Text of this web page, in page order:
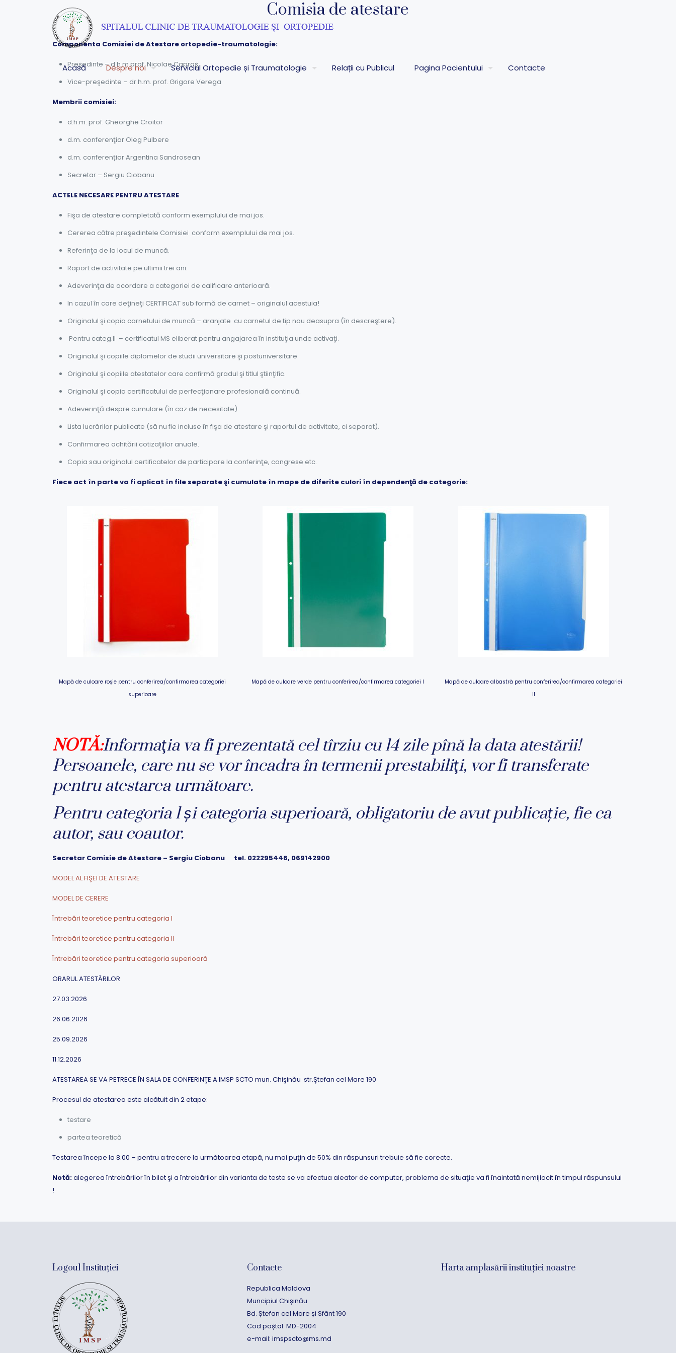
Acasă Despre noi Serviciul Ortopedie și Traumatologie Relații cu Publicul Pagina Pacientului Contacte
Comisia de atestare
Componenta Comisiei de Atestare ortopedie-traumatologie:
Preşedinte – d.h.m prof. Nicolae Caproş
Vice-preşedinte – dr.h.m. prof. Grigore Verega
Membrii comisiei:
d.h.m. prof. Gheorghe Croitor
d.m. conferenţiar Oleg Pulbere
d.m. conferențiar Argentina Sandrosean
Secretar – Sergiu Ciobanu
ACTELE NECESARE PENTRU ATESTARE
Fişa de atestare completată conform exemplului de mai jos.
Cererea către preşedintele Comisiei conform exemplului de mai jos.
Referinţa de la locul de muncă.
Raport de activitate pe ultimii trei ani.
Adeverinţa de acordare a categoriei de calificare anterioară.
In cazul în care deţineţi CERTIFICAT sub formă de carnet – originalul acestuia!
Originalul şi copia carnetului de muncă – aranjate cu carnetul de tip nou deasupra (în descreştere).
Pentru categ.II – certificatul MS eliberat pentru angajarea în instituţia unde activaţi.
Originalul şi copiile diplomelor de studii universitare şi postuniversitare.
Originalul şi copiile atestatelor care confirmă gradul şi titlul ştiinţific.
Originalul şi copia certificatului de perfecţionare profesională continuă.
Adeverinţă despre cumulare (în caz de necesitate).
Lista lucrărilor publicate (să nu fie incluse în fişa de atestare şi raportul de activitate, ci separat).
Confirmarea achitării cotizaţiilor anuale.
Copia sau originalul certificatelor de participare la conferinţe, congrese etc.
Fiece act în parte va fi aplicat în file separate şi cumulate în mape de diferite culori în dependenţă de categorie:
Mapă de culoare roșie pentru conferirea/confirmarea categoriei
superioare
Mapă de culoare verde pentru conferirea/confirmarea categoriei I
Mapă de culoare albastră pentru conferirea/confirmarea categoriei
II
NOTĂ:Informaţia va fi prezentată cel tîrziu cu 14 zile pînă la data atestării!
Persoanele, care nu se vor încadra în termenii prestabiliţi, vor fi transferate
pentru atestarea următoare.
Pentru categoria 1 și categoria superioară, obligatoriu de avut publicație, fie ca
autor, sau coautor.
Secretar Comisie de Atestare – Sergiu Ciobanu tel. 022295446, 069142900
MODEL AL FIŞEI DE ATESTARE
MODEL DE CERERE
Întrebări teoretice pentru categoria I
Întrebări teoretice pentru categoria II
Întrebări teoretice pentru categoria superioară
ORARUL ATESTĂRILOR
27.03.2026
26.06.2026
25.09.2026
11.12.2026
ATESTAREA SE VA PETRECE ÎN SALA DE CONFERINŢE A IMSP SCTO mun. Chişinău str.Ştefan cel Mare 190
Procesul de atestarea este alcătuit din 2 etape:
testare
partea teoretică
Testarea începe la 8.00 – pentru a trecere la următoarea etapă, nu mai puţin de 50% din răspunsuri trebuie să fie corecte.
Notă:alegerea întrebărilor în bilet şi a întrebărilor din varianta de teste se va efectua aleator de computer, problema de situaţie va fi înaintată nemijlocit în timpul răspunsului
!
Logoul Instituției Contacte
Republica Moldova
Muncipiul Chișinău
Bd. Ștefan cel Mare și Sfânt 190
Cod poștal: MD-2004
e-mail: imspscto@ms.md
Harta amplasării instituției noastre